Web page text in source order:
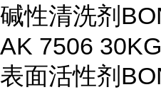
碱性清洗剂
AK 7506 30KG
表面活性剂